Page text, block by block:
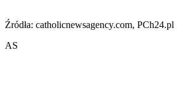
Źródła: catholicnewsagency.com, PCh24.pl
AS